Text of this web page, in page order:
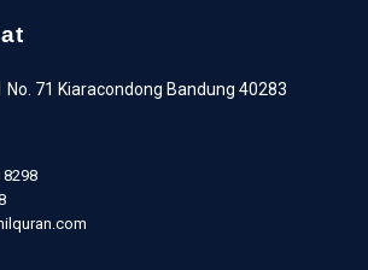
No. 71 Kiaracondong Bandung 40283
8298